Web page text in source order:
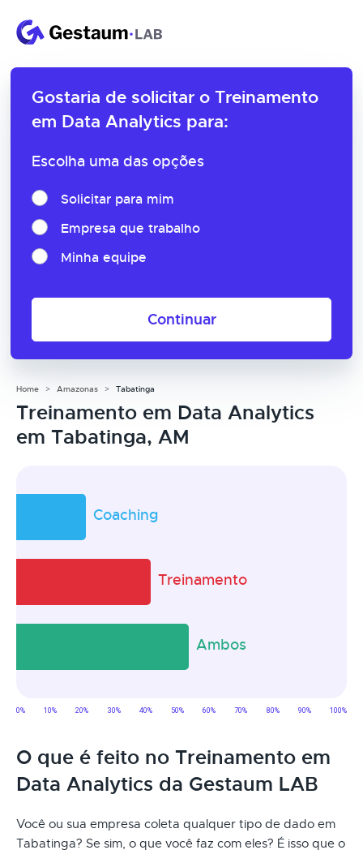
Gostaria de solicitar o Treinamento
em Data Analytics para:
Escolha uma das opções
Solicitar para mim
Empresa que trabalho
Minha equipe
Continuar
Home Amazonas Tabatinga
Treinamento em Data Analytics
em Tabatinga, AM
O que é feito no Treinamento em
Data Analytics da Gestaum LAB
Você ou sua empresa coleta qualquer tipo de dado em
Tabatinga? Se sim, o que você faz com eles? É isso que o